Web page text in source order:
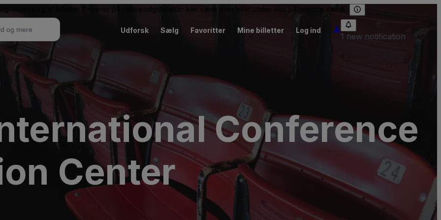
videresalg af billetter. Priserne på videresalgsbilletter kan være over eller under den pålydende værdi.
Udforsk Sælg Favoritter Mine billetter Log ind
1 new notification
Conference
Center